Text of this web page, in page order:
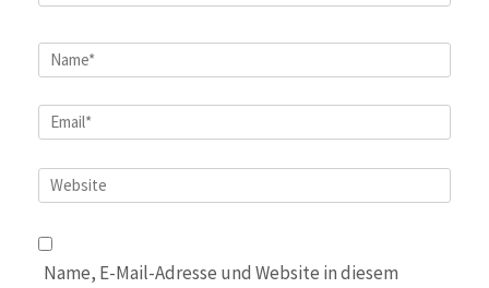
Name*
Email*
Website
Name, E-Mail-Adresse und Website in diesem